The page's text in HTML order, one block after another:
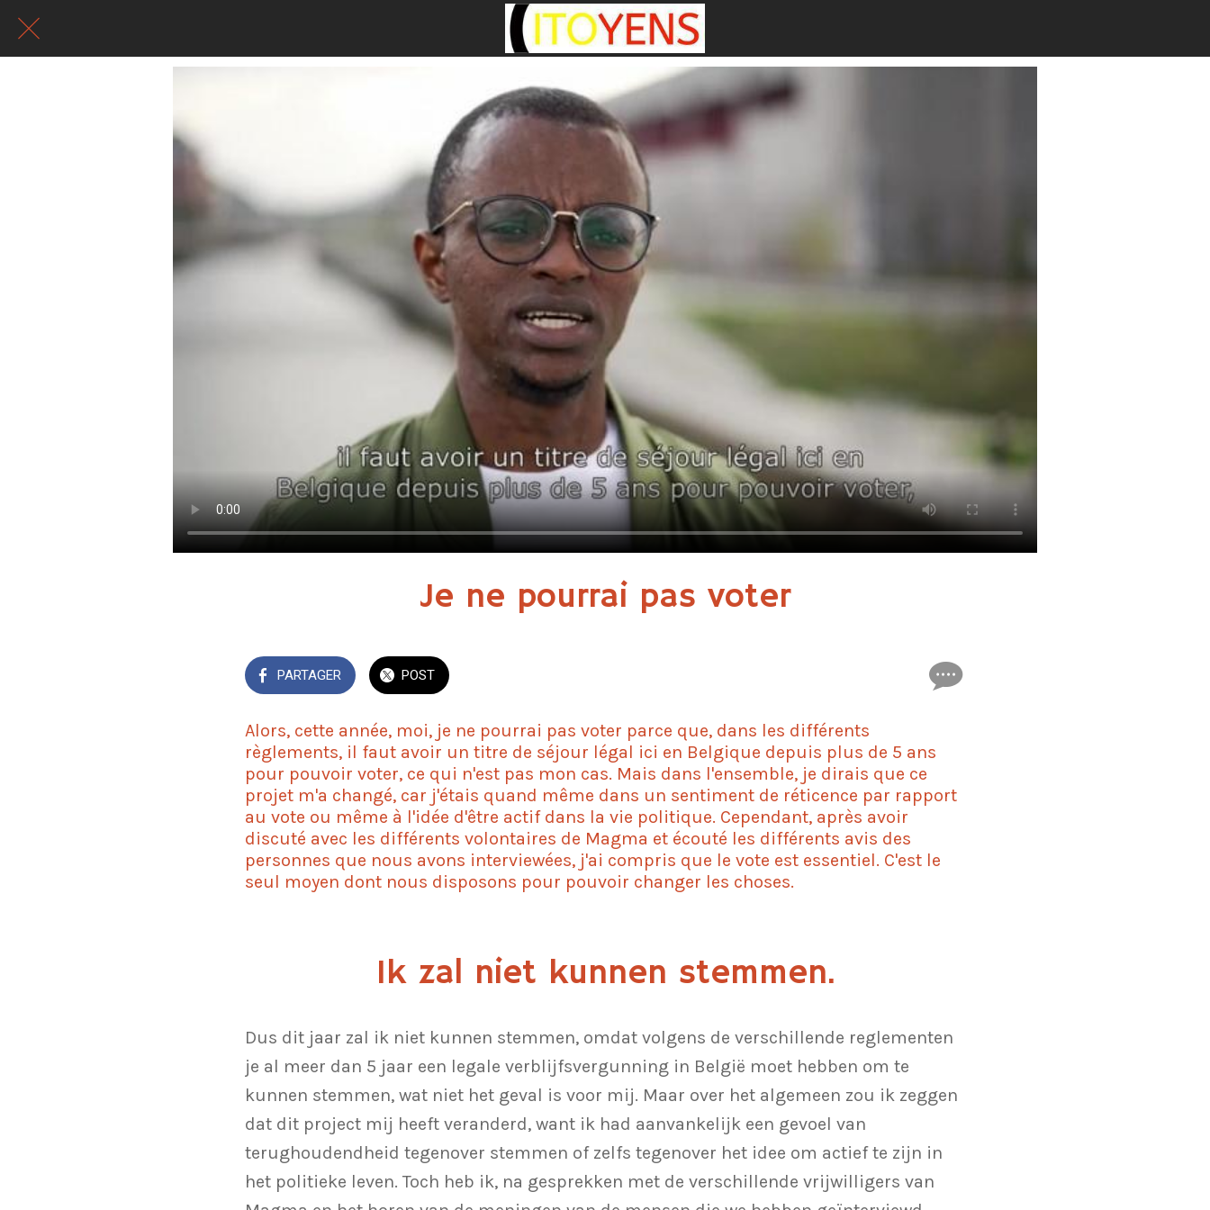
Je ne pourrai pas voter
PARTAGER POST
Alors, cette année, moi, je ne pourrai pas voter parce que, dans les différents
règlements, il faut avoir un titre de séjour légal ici en Belgique depuis plus de 5 ans
pour pouvoir voter, ce qui n'est pas mon cas. Mais dans l'ensemble, je dirais que ce
projet m'a changé, car j'étais quand même dans un sentiment de réticence par rapport
au vote ou même à l'idée d'être actif dans la vie politique. Cependant, après avoir
discuté avec les différents volontaires de Magma et écouté les différents avis des
personnes que nous avons interviewées, j'ai compris que le vote est essentiel. C'est le
seul moyen dont nous disposons pour pouvoir changer les choses.
Ik zal niet kunnen stemmen.
Dus dit jaar zal ik niet kunnen stemmen, omdat volgens de verschillende reglementen
je al meer dan 5 jaar een legale verblijfsvergunning in België moet hebben om te
kunnen stemmen, wat niet het geval is voor mij. Maar over het algemeen zou ik zeggen
dat dit project mij heeft veranderd, want ik had aanvankelijk een gevoel van
terughoudendheid tegenover stemmen of zelfs tegenover het idee om actief te zijn in
het politieke leven. Toch heb ik, na gesprekken met de verschillende vrijwilligers van